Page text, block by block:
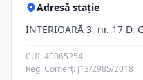
Adresă stație
INTERIOARĂ 3, nr. 17
CUI: 40065254
Reg. Comerț: J13/2985/2018